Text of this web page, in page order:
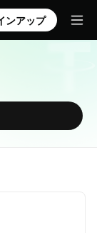
ンアップ